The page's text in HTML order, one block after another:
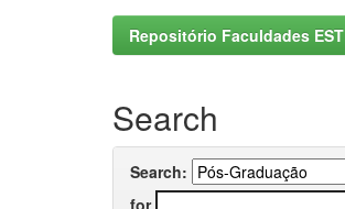
Repositório Faculdades EST
Search
Search:
for